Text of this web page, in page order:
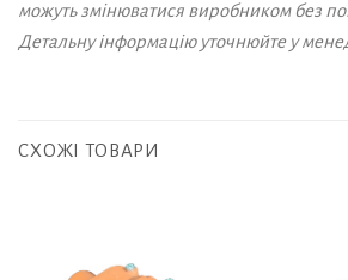
можуть змінюватися виробником без
Детальну інформацію уточнюйте у
СХОЖІ ТОВАРИ